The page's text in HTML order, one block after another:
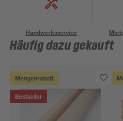
Handwerksservice
Häufig dazu gekauft
Mengenrabatt
Bestseller